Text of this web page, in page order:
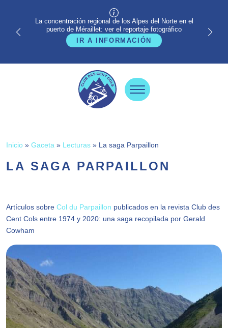
La concentración regional de los Alpes del Norte en el
puerto de Méraillet: ver el reportaje fotográfico
IR A INFORMACIÓN
Inicio » Gaceta » Lecturas » La saga Parpaillon
LA SAGA PARPAILLON
Artículos sobre Col du Parpaillon publicados en la revista Club des
Cent Cols entre 1974 y 2020: una saga recopilada por Gerald
Cowham